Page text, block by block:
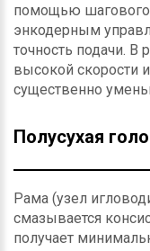
помощью шагового
энкодерным
точность подачи. В
высокой скорости
существенно
Полусухая
Рама (узел
смазывается
получает